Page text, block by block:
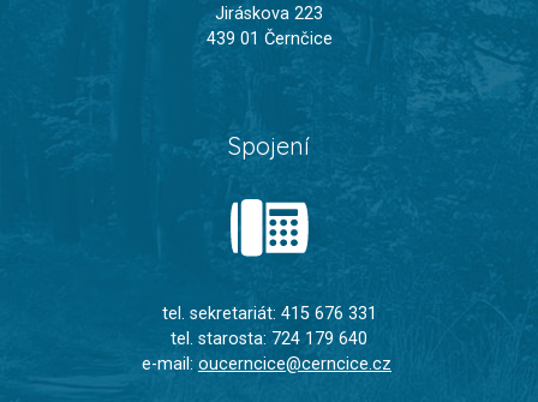
Jiráskova 223
439 01 Černčice
Spojení
tel. sekretariát: 415 676 331
tel. starosta: 724 179 640
e-mail: oucerncice@cerncice.cz